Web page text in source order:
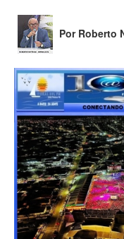
Por Roberto